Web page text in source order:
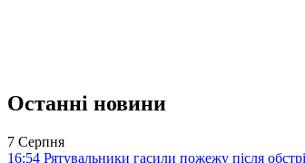
Останні новини
7 Серпня
16:54 Рятувальники гасили пожежу після